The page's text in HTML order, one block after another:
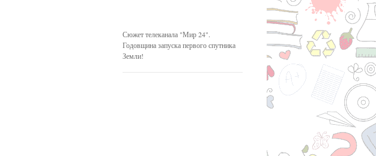
Сюжет телеканала "Мир 24".
Годовщина запуска первого спутника
Земли!